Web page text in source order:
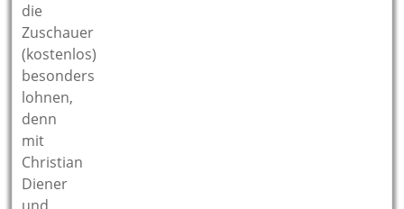
die
Zuschauer
(kostenlos)
besonders
lohnen,
denn
mit
Christian
Diener